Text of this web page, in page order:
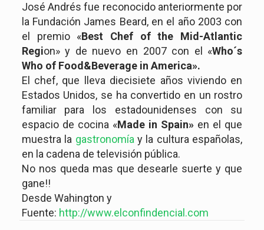
José Andrés fue reconocido anteriormente por
la Fundación James Beard, en el año 2003 con
el premio «Best Chef of the Mid-Atlantic
Region» y de nuevo en 2007 con el «Who´s
Who of Food&Beverage in America».
El chef, que lleva diecisiete años viviendo en
Estados Unidos, se ha convertido en un rostro
familiar para los estadounidenses con su
espacio de cocina «Made in Spain» en el que
muestra la gastronomíay la cultura españolas,
en la cadena de televisión pública.
No nos queda mas que desearle suerte y que
gane!!
Desde Wahington y
Fuente: http://www.elconfindencial.com